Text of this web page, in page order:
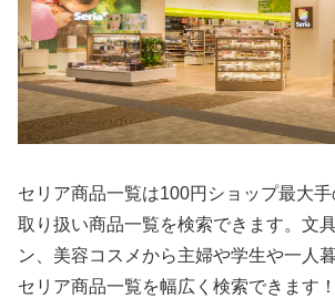
セリア商品一覧は100円ショップ最大
取り扱い商品一覧を検索できます。文
ン、美容コスメから主婦や学生や一人
セリア商品一覧を幅広く検索できます！